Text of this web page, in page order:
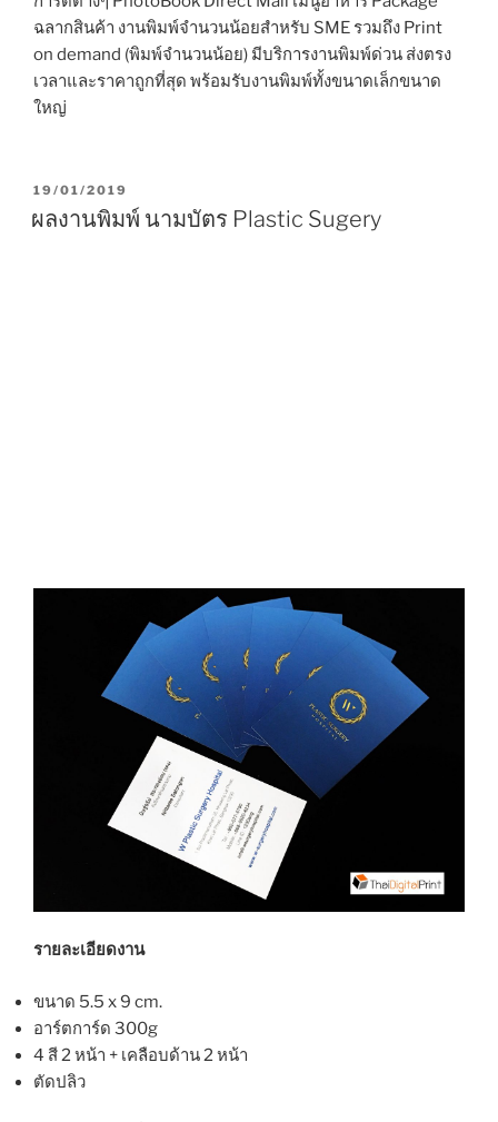
ฉลากสินค้า งานพิมพ์จำนวนน้อยสำหรับ SME รวมถึง Print
on demand (พิมพ์จำนวนน้อย) มีบริการงานพิมพ์ด่วน ส่งตรง
เวลาและราคาถูกที่สุด พร้อมรับงานพิมพ์ทั้งขนาดเล็กขนาด
ใหญ่
P
S
19/01/2019
ผลงานพิมพ์ นามบัตร Plastic Sugery
รายละเอียดงาน
ขนาด 5.5 x 9 cm.
อาร์ตการ์ด 300g
4 สี 2 หน้า + เคลือบด้าน 2 หน้า
ตัดปลิว